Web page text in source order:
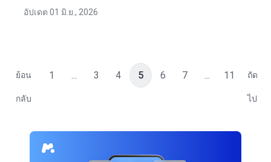
อัปเดต 01 มิ.ย., 2026
ย้อน
กลับ
1 ... 3 4 5 6 7 ... 11 ถัด
ไป